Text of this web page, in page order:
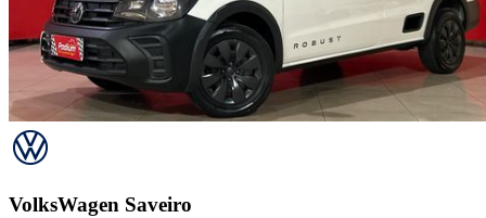
VolksWagen Saveiro